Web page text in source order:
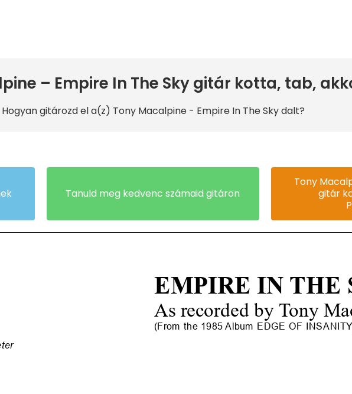
– Empire In The Sky gitár kotta, tab,
Hogyan gitározd el a(z) Tony Macalpine- Empire In The Sky dalt?
Tanuld meg kedvenc számaid gitáron
Tony
gitár